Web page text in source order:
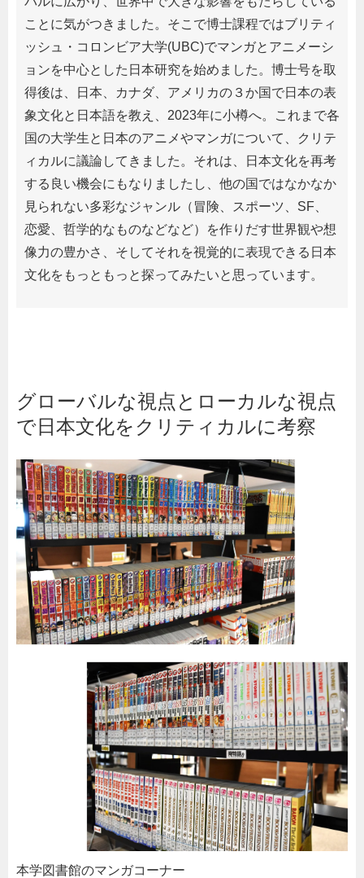
ことに気がつきました。そこで博士課程ではブリティ
ッシュ・コロンビア大学(UBC)でマンガとアニメーシ
ョンを中心とした日本研究を始めました。博士号を取
得後は、日本、カナダ、アメリカの３か国で日本の表
象文化と日本語を教え、2023年に小樽へ。これまで各
国の大学生と日本のアニメやマンガについて、クリテ
ィカルに議論してきました。それは、日本文化を再考
する良い機会にもなりましたし、他の国ではなかなか
見られない多彩なジャンル（冒険、スポーツ、SF、
恋愛、哲学的なものなどなど）を作りだす世界観や想
像力の豊かさ、そしてそれを視覚的に表現できる日本
文化をもっともっと探ってみたいと思っています。
グローバルな視点とローカルな視点
で日本文化をクリティカルに考察
本学図書館のマンガコーナー